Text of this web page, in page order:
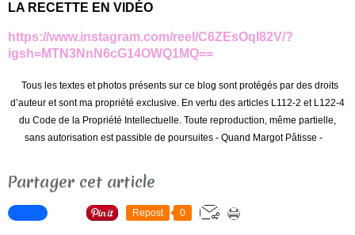
LA RECETTE EN VIDÉO
https://www.instagram.com/reel/C6ZEsOqI82V/?
igsh=MTN3NnN6cG14OWQ1MQ==
Tous les textes et photos présents sur ce blog sont protégés par des droits
d’auteur et sont ma propriété exclusive. En vertu des articles L112-2 et L122-4
du Code de la Propriété Intellectuelle. Toute reproduction, même partielle,
sans autorisation est passible de poursuites - Quand Margot Pâtisse -
Partager cet article
Repost 0